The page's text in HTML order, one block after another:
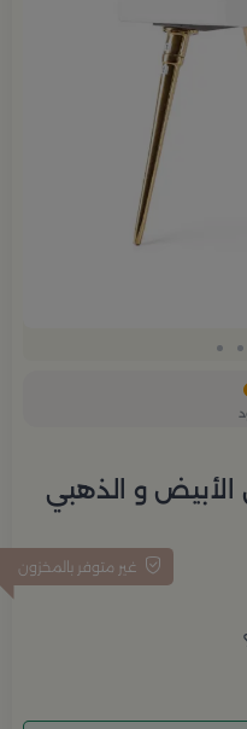
و الذهبي
غير متوفر بالمخزون